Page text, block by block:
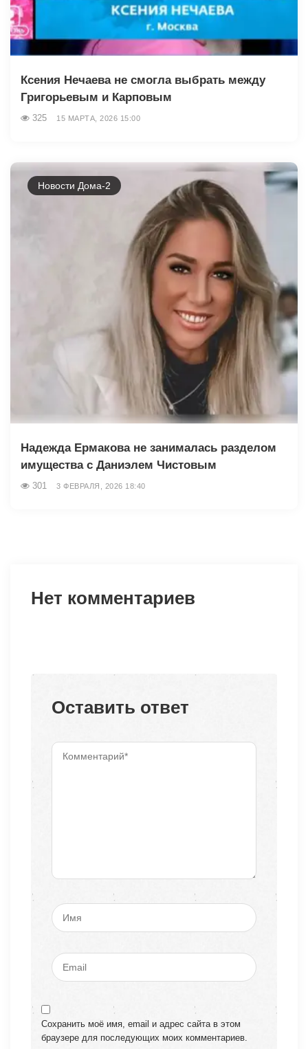
Ксения Нечаева не смогла выбрать между
Григорьевым и Карповым
325 15 МАРТА, 2026 15:00
Новости Дома-2
Надежда Ермакова не занималась разделом
имущества с Даниэлем Чистовым
301 3 ФЕВРАЛЯ, 2026 18:40
Нет комментариев
Оставить ответ
Сохранить моё имя, email и адрес сайта в этом
браузере для последующих моих комментариев.